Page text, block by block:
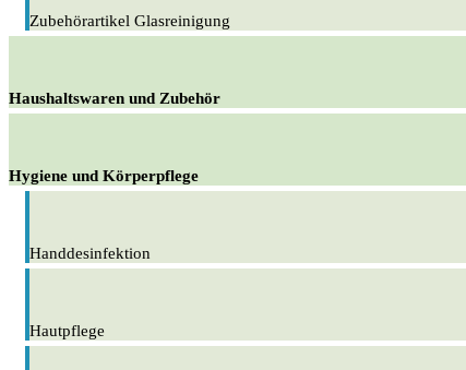
Zubehörartikel Glasreinigung
Haushaltswaren und Zubehör
Hygiene und Körperpflege
Handdesinfektion
Hautpflege